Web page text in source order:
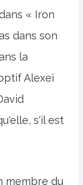
« Iron
dans son
la
Alexei
s'il est
membre du